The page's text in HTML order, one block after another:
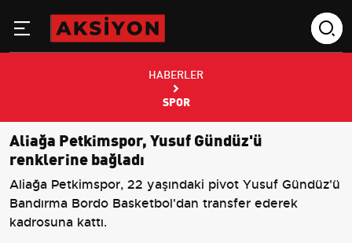
HABERLER
SPOR
Aliağa Petkimspor, Yusuf Gündüz'ü
renklerine bağladı
Aliağa Petkimspor, 22 yaşındaki pivot Yusuf Gündüz'ü
Bandırma Bordo Basketbol'dan transfer ederek
kadrosuna kattı.